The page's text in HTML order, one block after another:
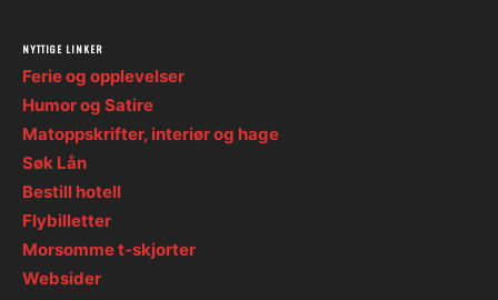
NYTTIGE LINKER
Ferie og opplevelser
Humor og Satire
Matoppskrifter, interiør og hage
Søk Lån
Bestill hotell
Flybilletter
Morsomme t-skjorter
Websider